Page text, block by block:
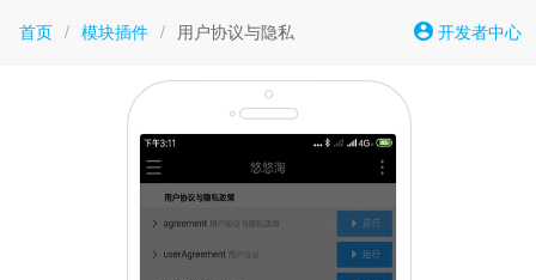
首页 / 模块插件 / 用户协议与隐私 开发者中心